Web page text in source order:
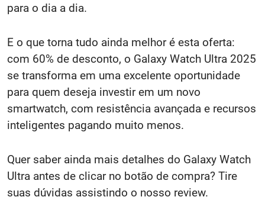
para o dia a dia.
E o que torna tudo ainda melhor é esta oferta:
com 60% de desconto, o Galaxy Watch Ultra 2025
se transforma em uma excelente oportunidade
para quem deseja investir em um novo
smartwatch, com resistência avançada e recursos
inteligentes pagando muito menos.
Quer saber ainda mais detalhes do Galaxy Watch
Ultra antes de clicar no botão de compra? Tire
suas dúvidas assistindo o nosso review.